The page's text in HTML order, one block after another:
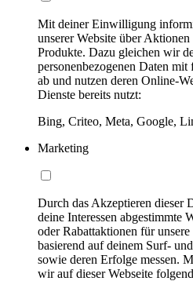
Mit deiner Einwilligung
unserer Website über
Produkte. Dazu gleichen wir
personenbezogenen Daten
ab und nutzen deren Online-
Dienste bereits nutzt:
Bing, Criteo, Meta, Google,
Marketing
Durch das Akzeptieren dieser
deine Interessen abgestimmte
oder Rabattaktionen für
basierend auf deinem Surf-
sowie deren Erfolge messen.
wir auf dieser Webseite